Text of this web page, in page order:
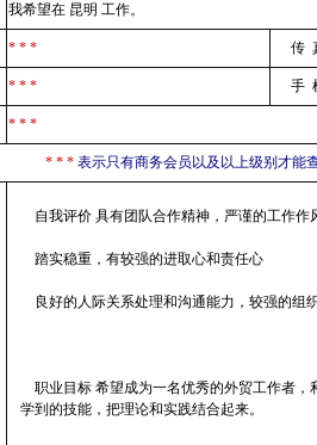
我希望在 昆明 工作。
* * * 传
* * * 手
* * *
* * * 表示只有商务会员以及以上级别才能
自我评价 具有团队合作精神，严谨的工作作
踏实稳重，有较强的进取心和责任心
良好的人际关系处理和沟通能力，较强的组
职业目标 希望成为一名优秀的外贸工作者，
学到的技能，把理论和实践结合起来。